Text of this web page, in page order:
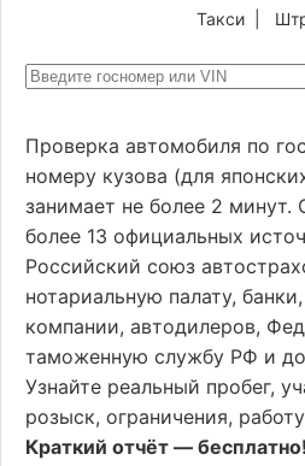
Такси|
Проверка автомобиля по
номеру кузова (для
занимает не более 2 минут.
более 13 официальных
Российский союз
нотариальную палату,
компании, автодилеров,
таможенную службу РФ и
Узнайте реальный пробег,
розыск, ограничения,
Краткий отчёт — бесплатно!